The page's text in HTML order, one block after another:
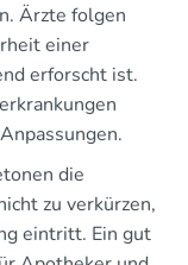
Ärzte folgen
einer
erforscht ist.
die
zu verkürzen,
eintritt. Ein gut